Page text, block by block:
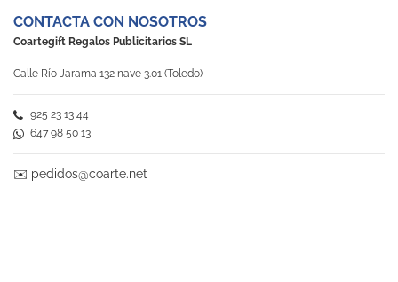
CONTACTA CON NOSOTROS
Coartegift Regalos Publicitarios SL
Calle Río Jarama 132 nave 3.01 (Toledo)
925 23 13 44
647 98 50 13
✉️ pedidos@coarte.net